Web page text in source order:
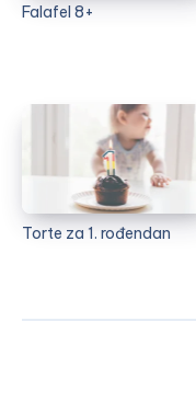
Falafel 8+
Torte za 1. rođendan